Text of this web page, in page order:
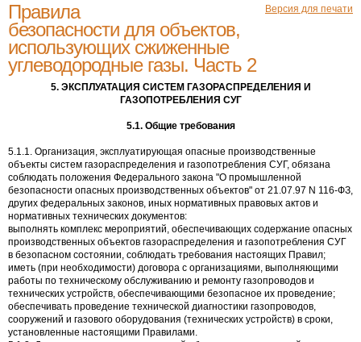
Версия для печати
Правила
безопасности для объектов,
использующих сжиженные
углеводородные газы. Часть 2
5. ЭКСПЛУАТАЦИЯ СИСТЕМ ГАЗОРАСПРЕДЕЛЕНИЯ И
ГАЗОПОТРЕБЛЕНИЯ СУГ
5.1. Общие требования
5.1.1. Организация, эксплуатирующая опасные производственные
объекты систем газораспределения и газопотребления СУГ, обязана
соблюдать положения Федерального закона "О промышленной
безопасности опасных производственных объектов" от 21.07.97 N 116-ФЗ,
других федеральных законов, иных нормативных правовых актов и
нормативных технических документов:
выполнять комплекс мероприятий, обеспечивающих содержание опасных
производственных объектов газораспределения и газопотребления СУГ
в безопасном состоянии, соблюдать требования настоящих Правил;
иметь (при необходимости) договора с организациями, выполняющими
работы по техническому обслуживанию и ремонту газопроводов и
технических устройств, обеспечивающими безопасное их проведение;
обеспечивать проведение технической диагностики газопроводов,
сооружений и газового оборудования (технических устройств) в сроки,
установленные настоящими Правилами.